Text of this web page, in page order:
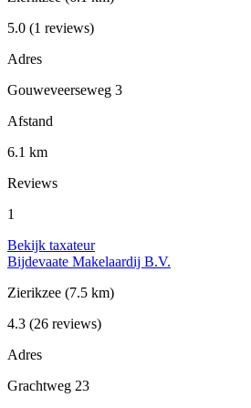
5.0 (1 reviews)
Adres
Gouweveerseweg 3
Afstand
6.1 km
Reviews
1
Bekijk taxateur
Bijdevaate Makelaardij B.V.
Zierikzee (7.5 km)
4.3 (26 reviews)
Adres
Grachtweg 23